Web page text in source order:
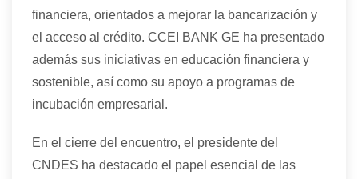
financiera, orientados a mejorar la bancarización y
el acceso al crédito. CCEI BANK GE ha presentado
además sus iniciativas en educación financiera y
sostenible, así como su apoyo a programas de
incubación empresarial.
En el cierre del encuentro, el presidente del
CNDES ha destacado el papel esencial de las